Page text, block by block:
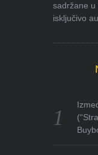
sadržane u
isključivo